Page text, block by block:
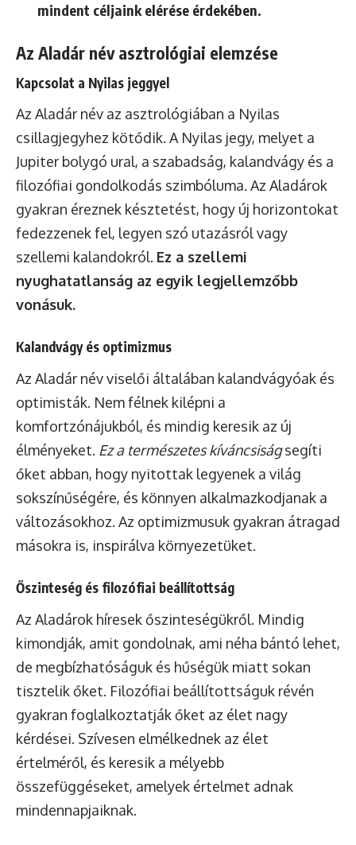
mindent céljaink elérése érdekében.
Az Aladár név asztrológiai elemzése
Kapcsolat a Nyilas jeggyel
Az Aladár név az asztrológiában a Nyilas
csillagjegyhez kötődik. A Nyilas jegy, melyet a
Jupiter bolygó ural, a szabadság, kalandvágy és a
filozófiai gondolkodás szimbóluma. Az Aladárok
gyakran éreznek késztetést, hogy új horizontokat
fedezzenek fel, legyen szó utazásról vagy
szellemi kalandokról. Ez a szellemi
nyughatatlanság az egyik legjellemzőbb
vonásuk.
Kalandvágy és optimizmus
Az Aladár név viselői általában kalandvágyóak és
optimisták. Nem félnek kilépni a
komfortzónájukból, és mindig keresik az új
élményeket. Ez a természetes kíváncsiságsegíti
őket abban, hogy nyitottak legyenek a világ
sokszínűségére, és könnyen alkalmazkodjanak a
változásokhoz. Az optimizmusuk gyakran átragad
másokra is, inspirálva környezetüket.
Őszinteség és filozófiai beállítottság
Az Aladárok híresek őszinteségükről. Mindig
kimondják, amit gondolnak, ami néha bántó lehet,
de megbízhatóságuk és hűségük miatt sokan
tisztelik őket. Filozófiai beállítottságuk révén
gyakran foglalkoztatják őket az élet nagy
kérdései. Szívesen elmélkednek az élet
értelméről, és keresik a mélyebb
összefüggéseket, amelyek értelmet adnak
mindennapjaiknak.